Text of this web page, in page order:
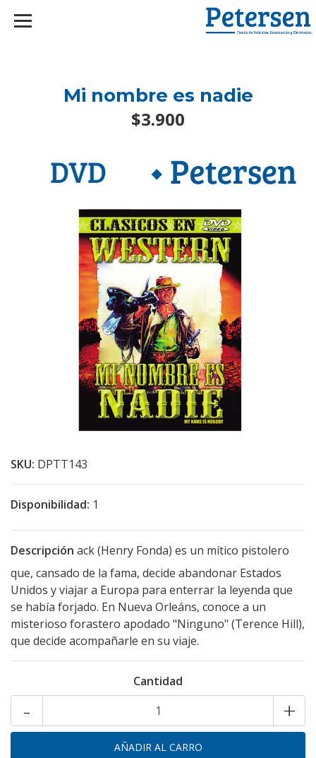
Mi nombre es nadie
$3.900
SKU: DPTT143
Disponibilidad: 1
Descripción ack (Henry Fonda) es un mítico pistolero
que, cansado de la fama, decide abandonar Estados
Unidos y viajar a Europa para enterrar la leyenda que
se había forjado. En Nueva Orleáns, conoce a un
misterioso forastero apodado "Ninguno" (Terence Hill),
que decide acompañarle en su viaje.
Cantidad
+
-